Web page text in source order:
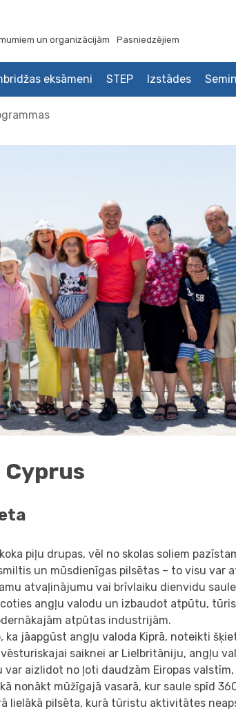
un organizācijām Pasniedzējiem
eksāmeni STEP Izstādes
Cyprus
piļu drupas, vēl no skolas soliem
un mūsdienīgas pilsētas – to visu var
atvaļinājumu vai brīvlaiku dienvidu
angļu valodu un izbaudot atpūtu,
atpūtas industrijām.
ka jāapgūst angļu valoda Kiprā, noteikti
saiknei ar Lielbritāniju, angļu
var aizlidot no ļoti daudzām Eiropas
nonākt mūžīgajā vasarā, kur saule spīd
lielākā pilsēta, kurā tūristu aktivitātes